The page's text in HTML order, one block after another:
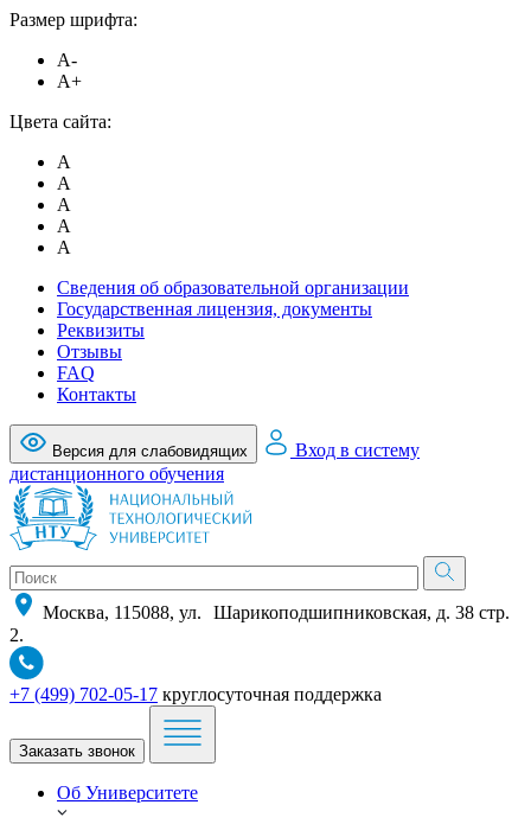
Размер шрифта:
A-
A+
Цвета сайта:
A
A
A
A
A
Сведения об образовательной организации
Государственная лицензия, документы
Реквизиты
Отзывы
FAQ
Контакты
Версия для слабовидящих
Вход в систему
дистанционного обучения
Москва, 115088, ул. Шарикоподшипниковская, д. 38 стр.
2.
+7 (499) 702-05-17 круглосуточная поддержка
Заказать звонок
Об Университете